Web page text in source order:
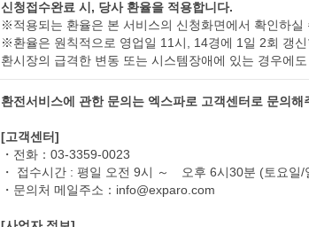
신청접수완료 시, 당사 환율을 적용합니다.
※적용되는 환율은 본 서비스의 신청화면에서 확인하실
※환율은 원칙적으로 영업일 11시, 14경에 1일 2회 갱
환시장의 급격한 변동 또는 시스템장애에 있는 경우에
환전서비스에 관한 문의는 엑스파로 고객센터로 문의해
[고객센터]
・전화：03-3359-0023
・ 접수시간 : 평일 오전 9시 ～ 오후 6시30분 (토요일
・문의처 메일주소：info@exparo.com